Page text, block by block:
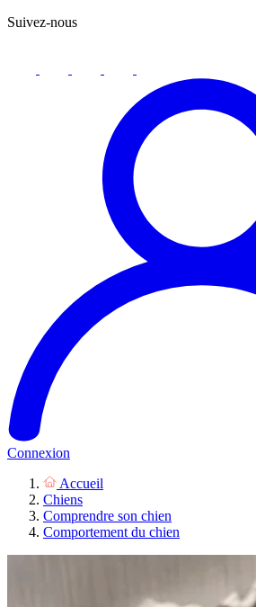
Suivez-nous
Connexion
Accueil
Chiens
Comprendre son chien
Comportement du chien